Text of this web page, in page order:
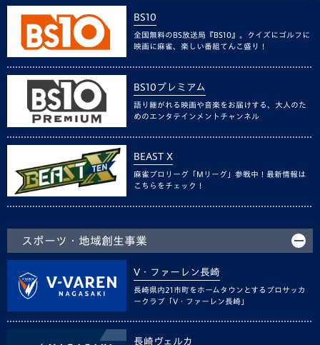
BS10
全国無料のBS放送局『BS10』。クイズにゴルフに
映画に麻雀、楽しい番組てんこ盛り！
BS10プレミアム
語り継がれる映画や音楽をお届けする、大人のた
めのエンタテインメントチャンネル
BEAST X
麻雀プロリーグ「Mリーグ」参戦中！最新情報は
こちらをチェック！
スポーツ・地域創生事業
V・ファーレン長崎
長崎県内21市町をホームタウンとするプロサッカ
ークラブ「V・ファーレン長崎」
長崎ヴェルカ